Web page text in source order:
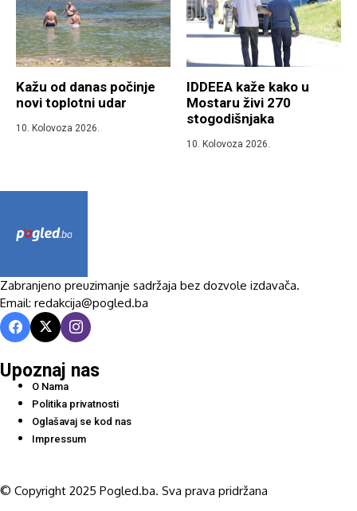
Kažu od danas počinje
novi toplotni udar
10. Kolovoza 2026.
IDDEEA kaže kako u
Mostaru živi 270
stogodišnjaka
10. Kolovoza 2026.
Zabranjeno preuzimanje sadržaja bez dozvole izdavača.
Email: redakcija@pogled.ba
Upoznaj nas
O Nama
Politika privatnosti
Oglašavaj se kod nas
Impressum
© Copyright 2025 Pogled.ba. Sva prava pridržana